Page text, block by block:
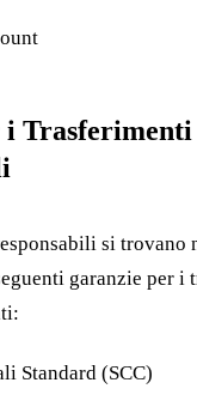
i Trasferimenti
si trovano
garanzie per i
Standard (SCC)